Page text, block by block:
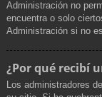
Administración no
encuentra o solo
Administración si no
¿Por qué recibí
Los administradores